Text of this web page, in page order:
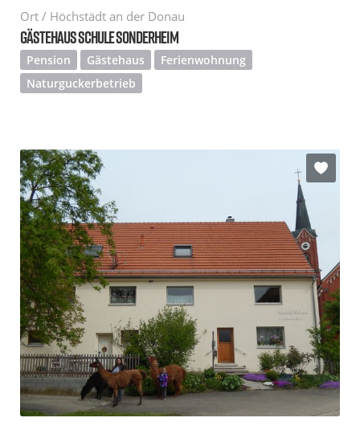
Ort / Höchstädt an der Donau
GÄSTEHAUS SCHULE SONDERHEIM
Pension Gästehaus
Ferienwohnung
Naturguckerbetrieb